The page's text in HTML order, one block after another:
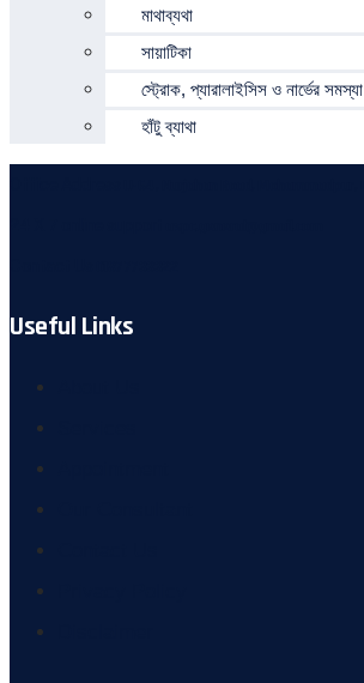
মাথাব্যথা
সায়াটিকা
স্ট্রোক, প্যারালাইসিস ও নার্ভের সমস্যা
হাঁটু ব্যাথা
Useful Links